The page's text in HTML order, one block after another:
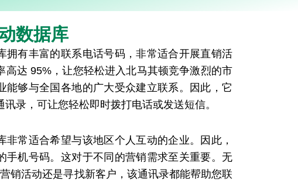
数据库
拥有丰富的联系电话号码，非常适合开展直销活
高达 95%，让您轻松进入北马其顿竞争激烈的市
能够与全国各地的广大受众建立联系。因此，它
录，可让您轻松即时拨打电话或发送短信。
非常适合希望与该地区个人互动的企业。因此，
手机号码。这对于不同的营销需求至关重要。无
销活动还是寻找新客户，该通讯录都能帮助您联